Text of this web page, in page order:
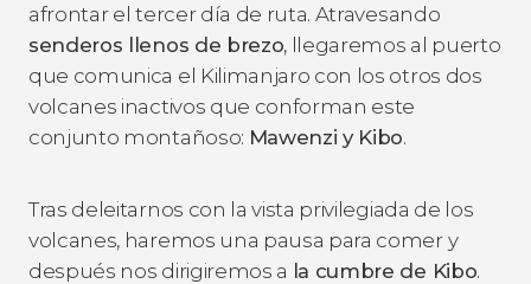
afrontar el tercer día de ruta. Atravesando
senderos llenos de brezo, llegaremos al puerto
que comunica el Kilimanjaro con los otros dos
volcanes inactivos que conforman este
conjunto montañoso: Mawenzi y Kibo.
Tras deleitarnos con la vista privilegiada de los
volcanes, haremos una pausa para comer y
después nos dirigiremos a la cumbre de Kibo.